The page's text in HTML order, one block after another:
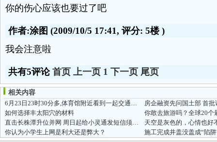
你的伤心应该也要过了吧
作者:涂图 (2009/10/5 17:41, 评分: 5楼)
我会注意啦
共有5评论首页 上一页 1 下一页 尾页
相关内容
6月23日23时30分多,体育馆附近看到一起交通意外.
房企融资先问国土部 首
如何选择丰太阳穴的材料
你敢去旅游吗？全球20个
直击长株潭升位并网 周日起给小灵通发短信须输8位号
天空是灰色的，心情也好
你认为小学生上网是利大还是弊大？